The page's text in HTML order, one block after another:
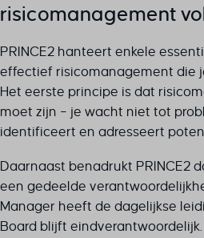
risicomanagement
PRINCE2 hanteert enkele
effectief risicomanagement die
Het eerste principe is dat
moet zijn – je wacht niet tot
identificeert en adresseert
Daarnaast benadrukt PRINCE2
een gedeelde
Manager heeft de dagelijkse
Board blijft